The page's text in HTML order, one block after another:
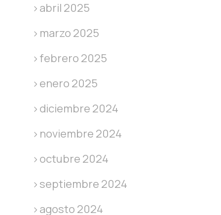
abril 2025
marzo 2025
febrero 2025
enero 2025
diciembre 2024
noviembre 2024
octubre 2024
septiembre 2024
agosto 2024